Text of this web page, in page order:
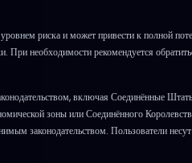
риска и может привести к полной
При необходимости рекомендуется
включая Соединённые
зоны или Соединённого
законодательством. Пользователи несут